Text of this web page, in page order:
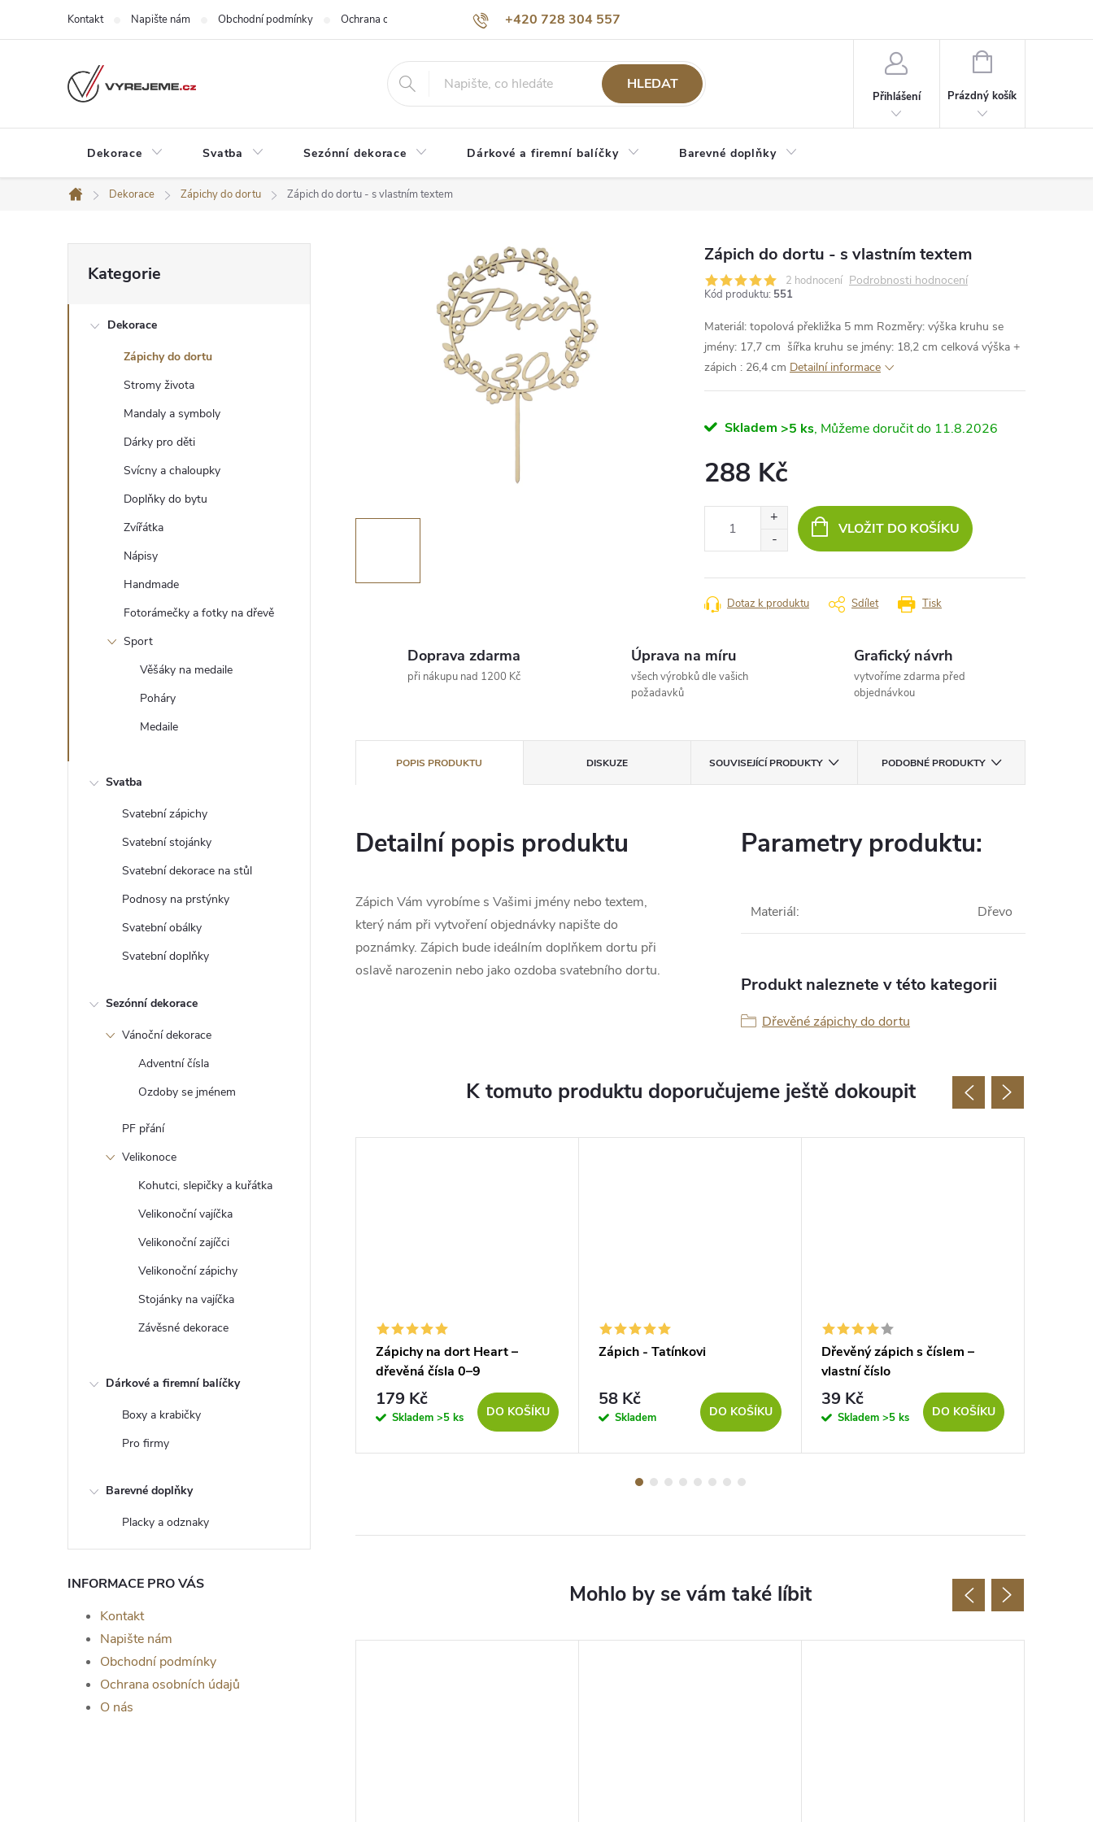
+420 728 304 557
Kontakt Napište nám Obchodní podmínky Ochrana osobních údajů O nás
HLEDAT
Přihlášení
NÁKUPNÍ
Prázdný košík
Dekorace Svatba Sezónní dekorace Dárkové a firemní balíčky Barevné doplňky
Domů
Dekorace Zápichy do dortu Zápich do dortu - s vlastním textem
o
e
kategorie
Kategorie
Dekorace
Zápichy do dortu
Stromy života
Mandaly a symboly
Dárky pro děti
Svícny a chaloupky
Doplňky do bytu
Zvířátka
Nápisy
Handmade
Fotorámečky a fotky na dřevě
Sport
Věšáky na medaile
Poháry
Medaile
Svatba
Svatební zápichy
Svatební stojánky
Svatební dekorace na stůl
Podnosy na prstýnky
Svatební obálky
Svatební doplňky
Sezónní dekorace
Vánoční dekorace
Adventní čísla
Ozdoby se jménem
PF přání
Velikonoce
Kohutci, slepičky a kuřátka
Velikonoční vajíčka
Velikonoční zajíčci
Velikonoční zápichy
Stojánky na vajíčka
Závěsné dekorace
Dárkové a firemní balíčky
Boxy a krabičky
Pro firmy
Barevné doplňky
Placky a odznaky
INFORMACE PRO VÁS
Kontakt
Napište nám
Obchodní podmínky
Ochrana osobních údajů
O nás
Zápich do dortu - s vlastním textem
2 hodnocení Podrobnosti hodnocení
Kód produktu: 551
Materiál: topolová překližka 5 mm Rozměry: výška kruhu se
jmény: 17,7 cm šířka kruhu se jmény: 18,2 cm celková výška +
zápich : 26,4 cm Detailní informace
Skladem >5 ks 11.8.2026
288 Kč
VLOŽIT DO KOŠÍKU
Tisk
Dotaz k produktu Sdílet
Doprava zdarma
při nákupu nad 1200 Kč
Úprava na míru
všech výrobků dle vašich
požadavků
Grafický návrh
vytvoříme zdarma před
objednávkou
POPIS PRODUKTU DISKUZE SOUVISEJÍCÍ PRODUKTY PODOBNÉ PRODUKTY
Detailní popis produktu
Zápich Vám vyrobíme s Vašimi jmény nebo textem,
který nám při vytvoření objednávky napište do
poznámky. Zápich bude ideálním doplňkem dortu při
oslavě narozenin nebo jako ozdoba svatebního dortu.
Parametry produktu:
Materiál: Dřevo
Produkt naleznete v této kategorii
Dřevěné zápichy do dortu
K tomuto produktu doporučujeme ještě dokoupit
Skladem
Zápichy na dort Heart –
dřevěná čísla 0–9
179 Kč
Skladem >5 ks DO KOŠÍKU
Zápich - Tatínkovi
58 Kč
Skladem DO KOŠÍKU
Dřevěný zápich s číslem –
vlastní číslo
39 Kč
Skladem >5 ks DO KOŠÍKU